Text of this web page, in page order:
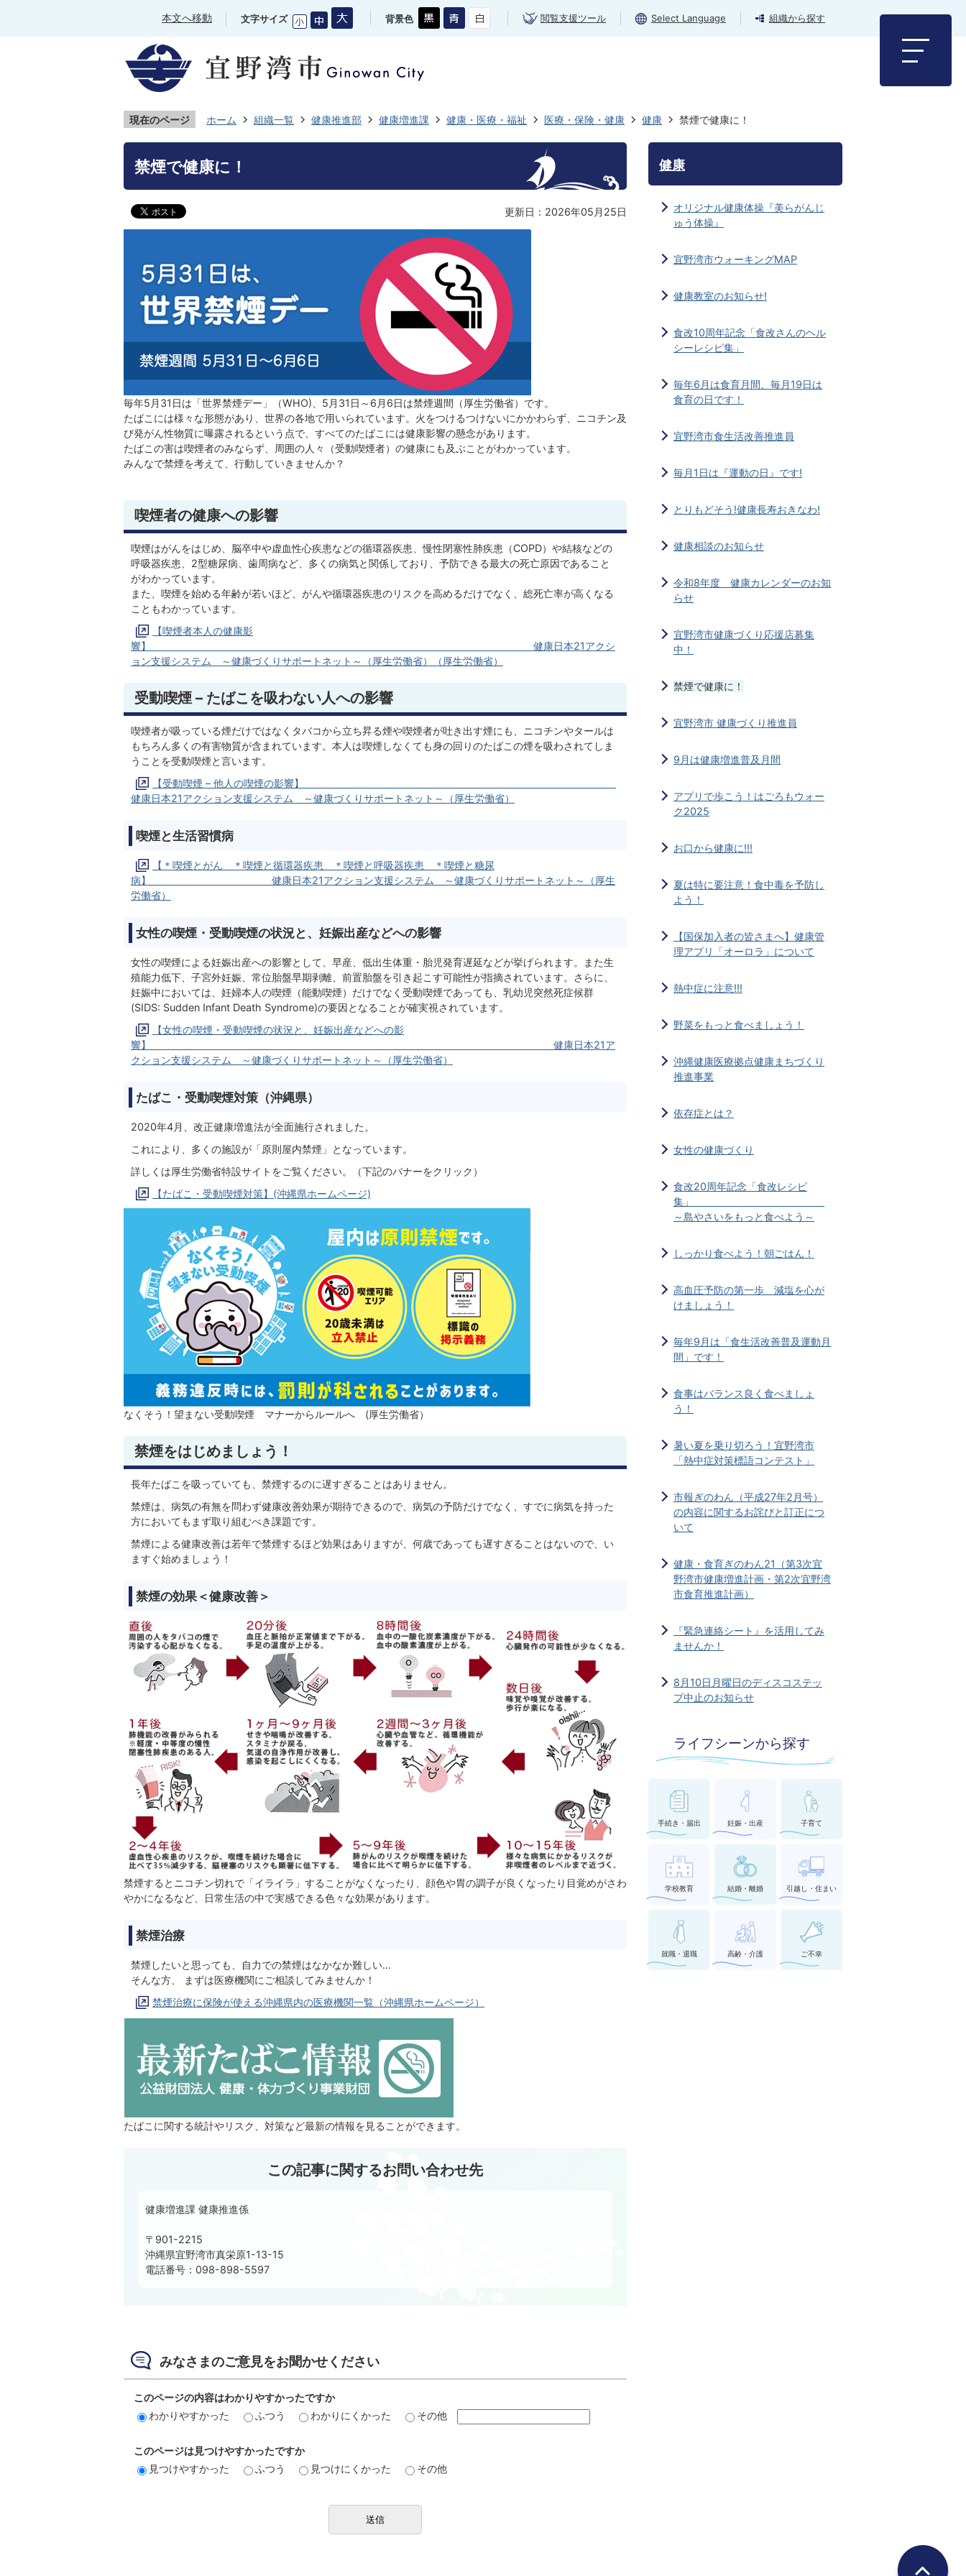
本文へ移動 文字サイズ 背景色 閲覧支援ツール Select Language 組織から探す
現在のページ ホーム 組織一覧 健康推進部 健康増進課 健康・医療・福祉 医療・保険・健康 健康 禁煙で健康に！
禁煙で健康に！
更新日：2026年05月25日
毎年5月31日は「世界禁煙デー」（WHO)、5月31日～6月6日は禁煙週間（厚生労働省）です。
たばこには様々な形態があり、世界の各地で用いられています。火をつけるつけないにかかわらず、ニコチン及
び発がん性物質に曝露されるという点で、すべてのたばこには健康影響の懸念があります。
たばこの害は喫煙者のみならず、周囲の人々（受動喫煙者）の健康にも及ぶことがわかっています。
みんなで禁煙を考えて、行動していきませんか？
喫煙者の健康への影響
喫煙はがんをはじめ、脳卒中や虚血性心疾患などの循環器疾患、慢性閉塞性肺疾患（COPD）や結核などの
呼吸器疾患、2型糖尿病、歯周病など、多くの病気と関係しており、予防できる最大の死亡原因であること
がわかっています。
また、喫煙を始める年齢が若いほど、がんや循環器疾患のリスクを高めるだけでなく、総死亡率が高くなる
こともわかっています。
【喫煙者本人の健康影
響】 健康日本21アクシ
ョン支援システム ～健康づくりサポートネット～（厚生労働省）（厚生労働省）
受動喫煙 – たばこを吸わない人への影響
喫煙者が吸っている煙だけではなくタバコから立ち昇る煙や喫煙者が吐き出す煙にも、ニコチンやタールは
もちろん多くの有害物質が含まれています。本人は喫煙しなくても身の回りのたばこの煙を吸わされてしま
うことを受動喫煙と言います。
【受動喫煙 – 他人の喫煙の影響】
健康日本21アクション支援システム ～健康づくりサポートネット～（厚生労働省）
喫煙と生活習慣病
【＊喫煙とがん ＊喫煙と循環器疾患 ＊喫煙と呼吸器疾患 ＊喫煙と糖尿
病】 健康日本21アクション支援システム ～健康づくりサポートネット～（厚生
労働省）
女性の喫煙・受動喫煙の状況と、妊娠出産などへの影響
女性の喫煙による妊娠出産への影響として、早産、低出生体重・胎児発育遅延などが挙げられます。また生
殖能力低下、子宮外妊娠、常位胎盤早期剥離、前置胎盤を引き起こす可能性が指摘されています。さらに、
妊娠中においては、妊婦本人の喫煙（能動喫煙）だけでなく受動喫煙であっても、乳幼児突然死症候群
(SIDS: Sudden Infant Death Syndrome)の要因となることが確実視されています。
【女性の喫煙・受動喫煙の状況と、妊娠出産などへの影
響】 健康日本21ア
クション支援システム ～健康づくりサポートネット～（厚生労働省）
たばこ・受動喫煙対策（沖縄県）
2020年4月、改正健康増進法が全面施行されました。
これにより、多くの施設が「原則屋内禁煙」となっています。
詳しくは厚生労働省特設サイトをご覧ください。（下記のバナーをクリック）
【たばこ・受動喫煙対策】(沖縄県ホームページ)
なくそう！望まない受動喫煙 マナーからルールへ (厚生労働省）
禁煙をはじめましょう！
長年たばこを吸っていても、禁煙するのに遅すぎることはありません。
禁煙は、病気の有無を問わず健康改善効果が期待できるので、病気の予防だけでなく、すでに病気を持った
方においてもまず取り組むべき課題です。
禁煙による健康改善は若年で禁煙するほど効果はありますが、何歳であっても遅すぎることはないので、い
ますぐ始めましょう！
禁煙の効果＜健康改善＞
禁煙するとニコチン切れで「イライラ」することがなくなったり、顔色や胃の調子が良くなったり目覚めがさわ
やかになるなど、日常生活の中で実感できる色々な効果があります。
禁煙治療
禁煙したいと思っても、自力での禁煙はなかなか難しい…
そんな方、 まずは医療機関にご相談してみませんか！
禁煙治療に保険が使える沖縄県内の医療機関一覧（沖縄県ホームページ）
たばこに関する統計やリスク、対策など最新の情報を見ることができます。
この記事に関するお問い合わせ先
健康増進課 健康推進係
〒901-2215
沖縄県宜野湾市真栄原1-13-15
電話番号：098-898-5597
みなさまのご意見をお聞かせください
このページの内容はわかりやすかったですか
わかりやすかった
ふつう わかりにくかった その他
このページは見つけやすかったですか
見つけやすかった
ふつう 見つけにくかった その他
健康
オリジナル健康体操『美らがんじ
ゅう体操』
宜野湾市ウォーキングMAP
健康教室のお知らせ!
食改10周年記念「食改さんのヘル
シーレシピ集」
毎年6月は食育月間、毎月19日は
食育の日です！
宜野湾市食生活改善推進員
毎月1日は『運動の日』です!
とりもどそう!健康長寿おきなわ!
健康相談のお知らせ
令和8年度 健康カレンダーのお知
らせ
宜野湾市健康づくり応援店募集
中！
禁煙で健康に！
宜野湾市 健康づくり推進員
9月は健康増進普及月間
アプリで歩こう！はごろもウォー
ク2025
お口から健康に!!!
夏は特に要注意！食中毒を予防し
よう！
【国保加入者の皆さまへ】健康管
理アプリ「オーロラ」について
熱中症に注意!!!
野菜をもっと食べましょう！
沖縄健康医療拠点健康まちづくり
推進事業
依存症とは？
女性の健康づくり
食改20周年記念「食改レシピ
集」
～島やさいをもっと食べよう～
しっかり食べよう！朝ごはん！
高血圧予防の第一歩 減塩を心が
けましょう！
毎年9月は「食生活改善普及運動月
間」です！
食事はバランス良く食べましょ
う！
暑い夏を乗り切ろう！宜野湾市
「熱中症対策標語コンテスト」
市報ぎのわん（平成27年2月号）
の内容に関するお詫びと訂正につ
いて
健康・食育ぎのわん21（第3次宜
野湾市健康増進計画・第2次宜野湾
市食育推進計画）
『緊急連絡シート』を活用してみ
ませんか！
8月10日月曜日のディスコステッ
プ中止のお知らせ
ライフシーンから探す
手続き・届出 妊娠・出産 子育て
学校教育 結婚・離婚 引越し・住まい
就職・退職 高齢・介護 ご不幸